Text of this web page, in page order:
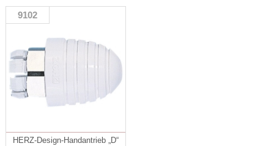
9102
HERZ-Design-Handantrieb „D“